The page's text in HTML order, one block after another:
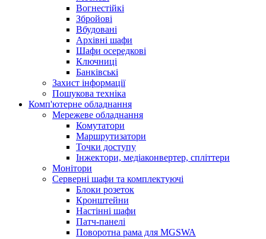
Вогнестійкі
Збройові
Вбудовані
Архівні шафи
Шафи осередкові
Ключниці
Банківські
Захист інформації
Пошукова техніка
Комп'ютерне обладнання
Мережеве обладнання
Комутатори
Маршрутизатори
Точки доступу
Інжектори, медіаконвертер, спліттери
Монітори
Серверні шафи та комплектуючі
Блоки розеток
Кронштейни
Настінні шафи
Патч-панелі
Поворотна рама для MGSWA